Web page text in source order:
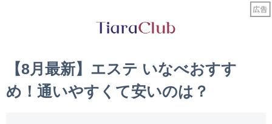
【8月最新】エステ いなべおすす
め！通いやすくて安いのは？